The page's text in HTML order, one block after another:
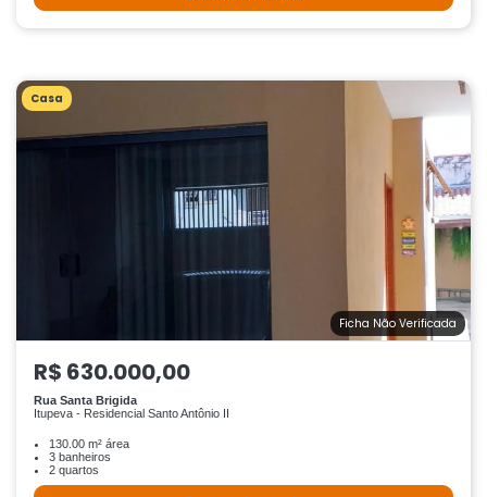
Casa
Ficha Não Verificada
R$ 630.000,00
Rua Santa Brigida
Itupeva - Residencial Santo Antônio II
130.00 m² área
3 banheiros
2 quartos